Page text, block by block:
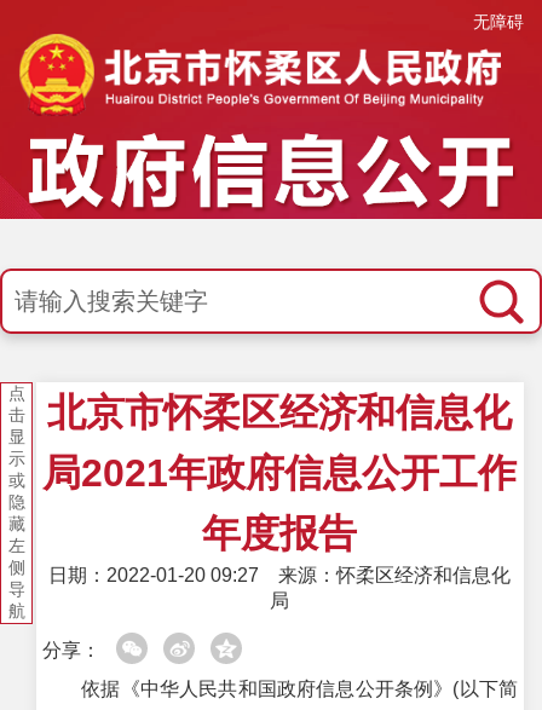
无障碍
点
击
显
示
或
隐
藏
左
侧
导
航
北京市怀柔区经济和信息化
局2021年政府信息公开工作
年度报告
日期：2022-01-20 09:27
来源：怀柔区经济和信息化
局
分享：
依据《中华人民共和国政府信息公开条例》(以下简